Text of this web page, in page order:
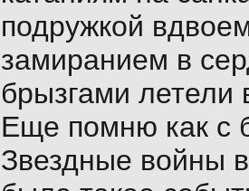
подружкой
замиранием в
брызгами летели
Еще помню как с
Звездные войны